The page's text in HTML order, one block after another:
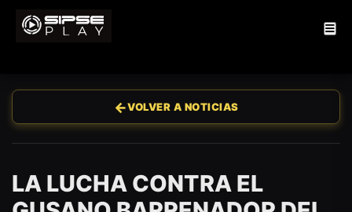
←VOLVER A NOTICIAS
LA LUCHA CONTRA EL